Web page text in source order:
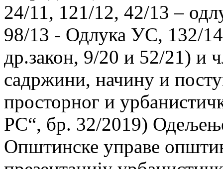
24/11, 121/12, 42/13 –
98/13 - Одлука УС, 132/
др.закон, 9/20 и 52/21) и
садржини, начину и
просторног и
РС“, бр. 32/2019)
Општинске управе